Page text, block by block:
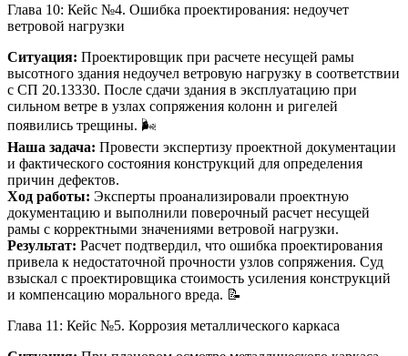
Глава 10: Кейс №4. Ошибка проектирования: недоучет
ветровой нагрузки
Ситуация: Проектировщик при расчете несущей рамы
высотного здания недоучел ветровую нагрузку в соответствии
с СП 20.13330. После сдачи здания в эксплуатацию при
сильном ветре в узлах сопряжения колонн и ригелей
появились трещины. 🌬️
Наша задача: Провести экспертизу проектной документации
и фактического состояния конструкций для определения
причин дефектов.
Ход работы: Эксперты проанализировали проектную
документацию и выполнили поверочный расчет несущей
рамы с корректными значениями ветровой нагрузки.
Результат: Расчет подтвердил, что ошибка проектирования
привела к недостаточной прочности узлов сопряжения. Суд
взыскал с проектировщика стоимость усиления конструкций
и компенсацию морального вреда. 📝
Глава 11: Кейс №5. Коррозия металлического каркаса